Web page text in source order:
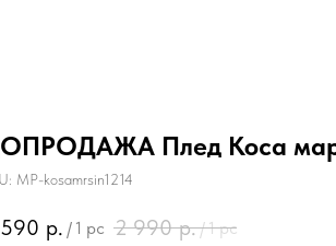
Плед Коса
MP-kosamrsin1214
р. / 1 pc 2 990 р./1 pc